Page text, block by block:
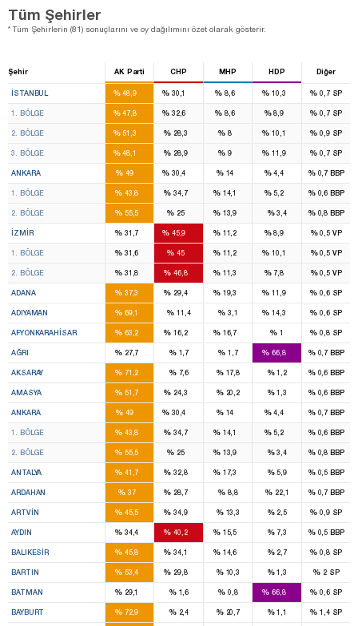
Tüm Şehirler
* Tüm Şehirlerin (81) sonuçlarını ve oy dağılımını özet olarak gösterir.
Şehir AK Parti CHP MHP HDP Diğer
İSTANBUL %48,9
46
%30,1
28
% 8,6
7
% 10,3
7
% 0,7 SP
1. BÖLGE %47,8 %32,6 % 8,6 %8,9 % 0,7 SP
2. BÖLGE %51,3 % 28,3 % 8 % 10,1 % 0,9 SP
3. BÖLGE %48,1 % 28,9 % 9 % 11,9 % 0,7 SP
ANKARA % 49 %30,4 %14 %4,4 %0,7BBP
1. BÖLGE %43,8 % 34,7 %14,1 %5,2 %0,6BBP
2. BÖLGE %55,5 % 25 %13,9 %3,4 %0,8BBP
İZMIR %31,7 %45,9 %11,2 %8,9 %0,5VP
1. BÖLGE %31,6 % 45 %11,2 % 10,1 %0,5VP
2. BÖLGE %31,8 % 46,8 %11,3 %7,8 %0,5VP
ADANA %37,3 % 29,4 %19,3 % 11,9 % 0,6 SP
ADIYAMAN %69,1 % 11,4 % 3,1 % 14,3 % 0,6 SP
AFYONKARAHISAR %63,2 % 16,2 %16,7 % 1 % 0,8 SP
AĞRI %27,7 %1,7 % 1,7 % 66,8 %0,7BBP
AKSARAY %71,2 %7,6 %17,8 %1,2 %0,6BBP
AMASYA %51,7 % 24,3 %20,2 %1,3 %0,6BBP
ANKARA % 49 %30,4 %14 %4,4 %0,7BBP
1. BÖLGE %43,8 % 34,7 %14,1 %5,2 %0,6BBP
2. BÖLGE %55,5 % 25 %13,9 %3,4 %0,8BBP
ANTALYA %41,7 % 32,8 %17,3 %5,9 %0,5BBP
ARDAHAN %37 % 28,7 % 8,8 % 22,1 %0,7BBP
ARTVIN %45,5 % 34,9 %13,3 %2,5 % 0,9 SP
AYDIN %34,4 % 40,2 %15,5 %7,3 %0,5BBP
BALIKESIR %45,8 % 34,1 %14,6 %2,7 % 0,8 SP
BARTIN %53,4 % 29,8 %10,3 %1,3 %2 SP
BATMAN %29,1 %1,6 % 0,8 % 66,8 % 0,6 SP
BAYBURT %72,9 %2,4 %20,7 %1,1 % 1,4 SP